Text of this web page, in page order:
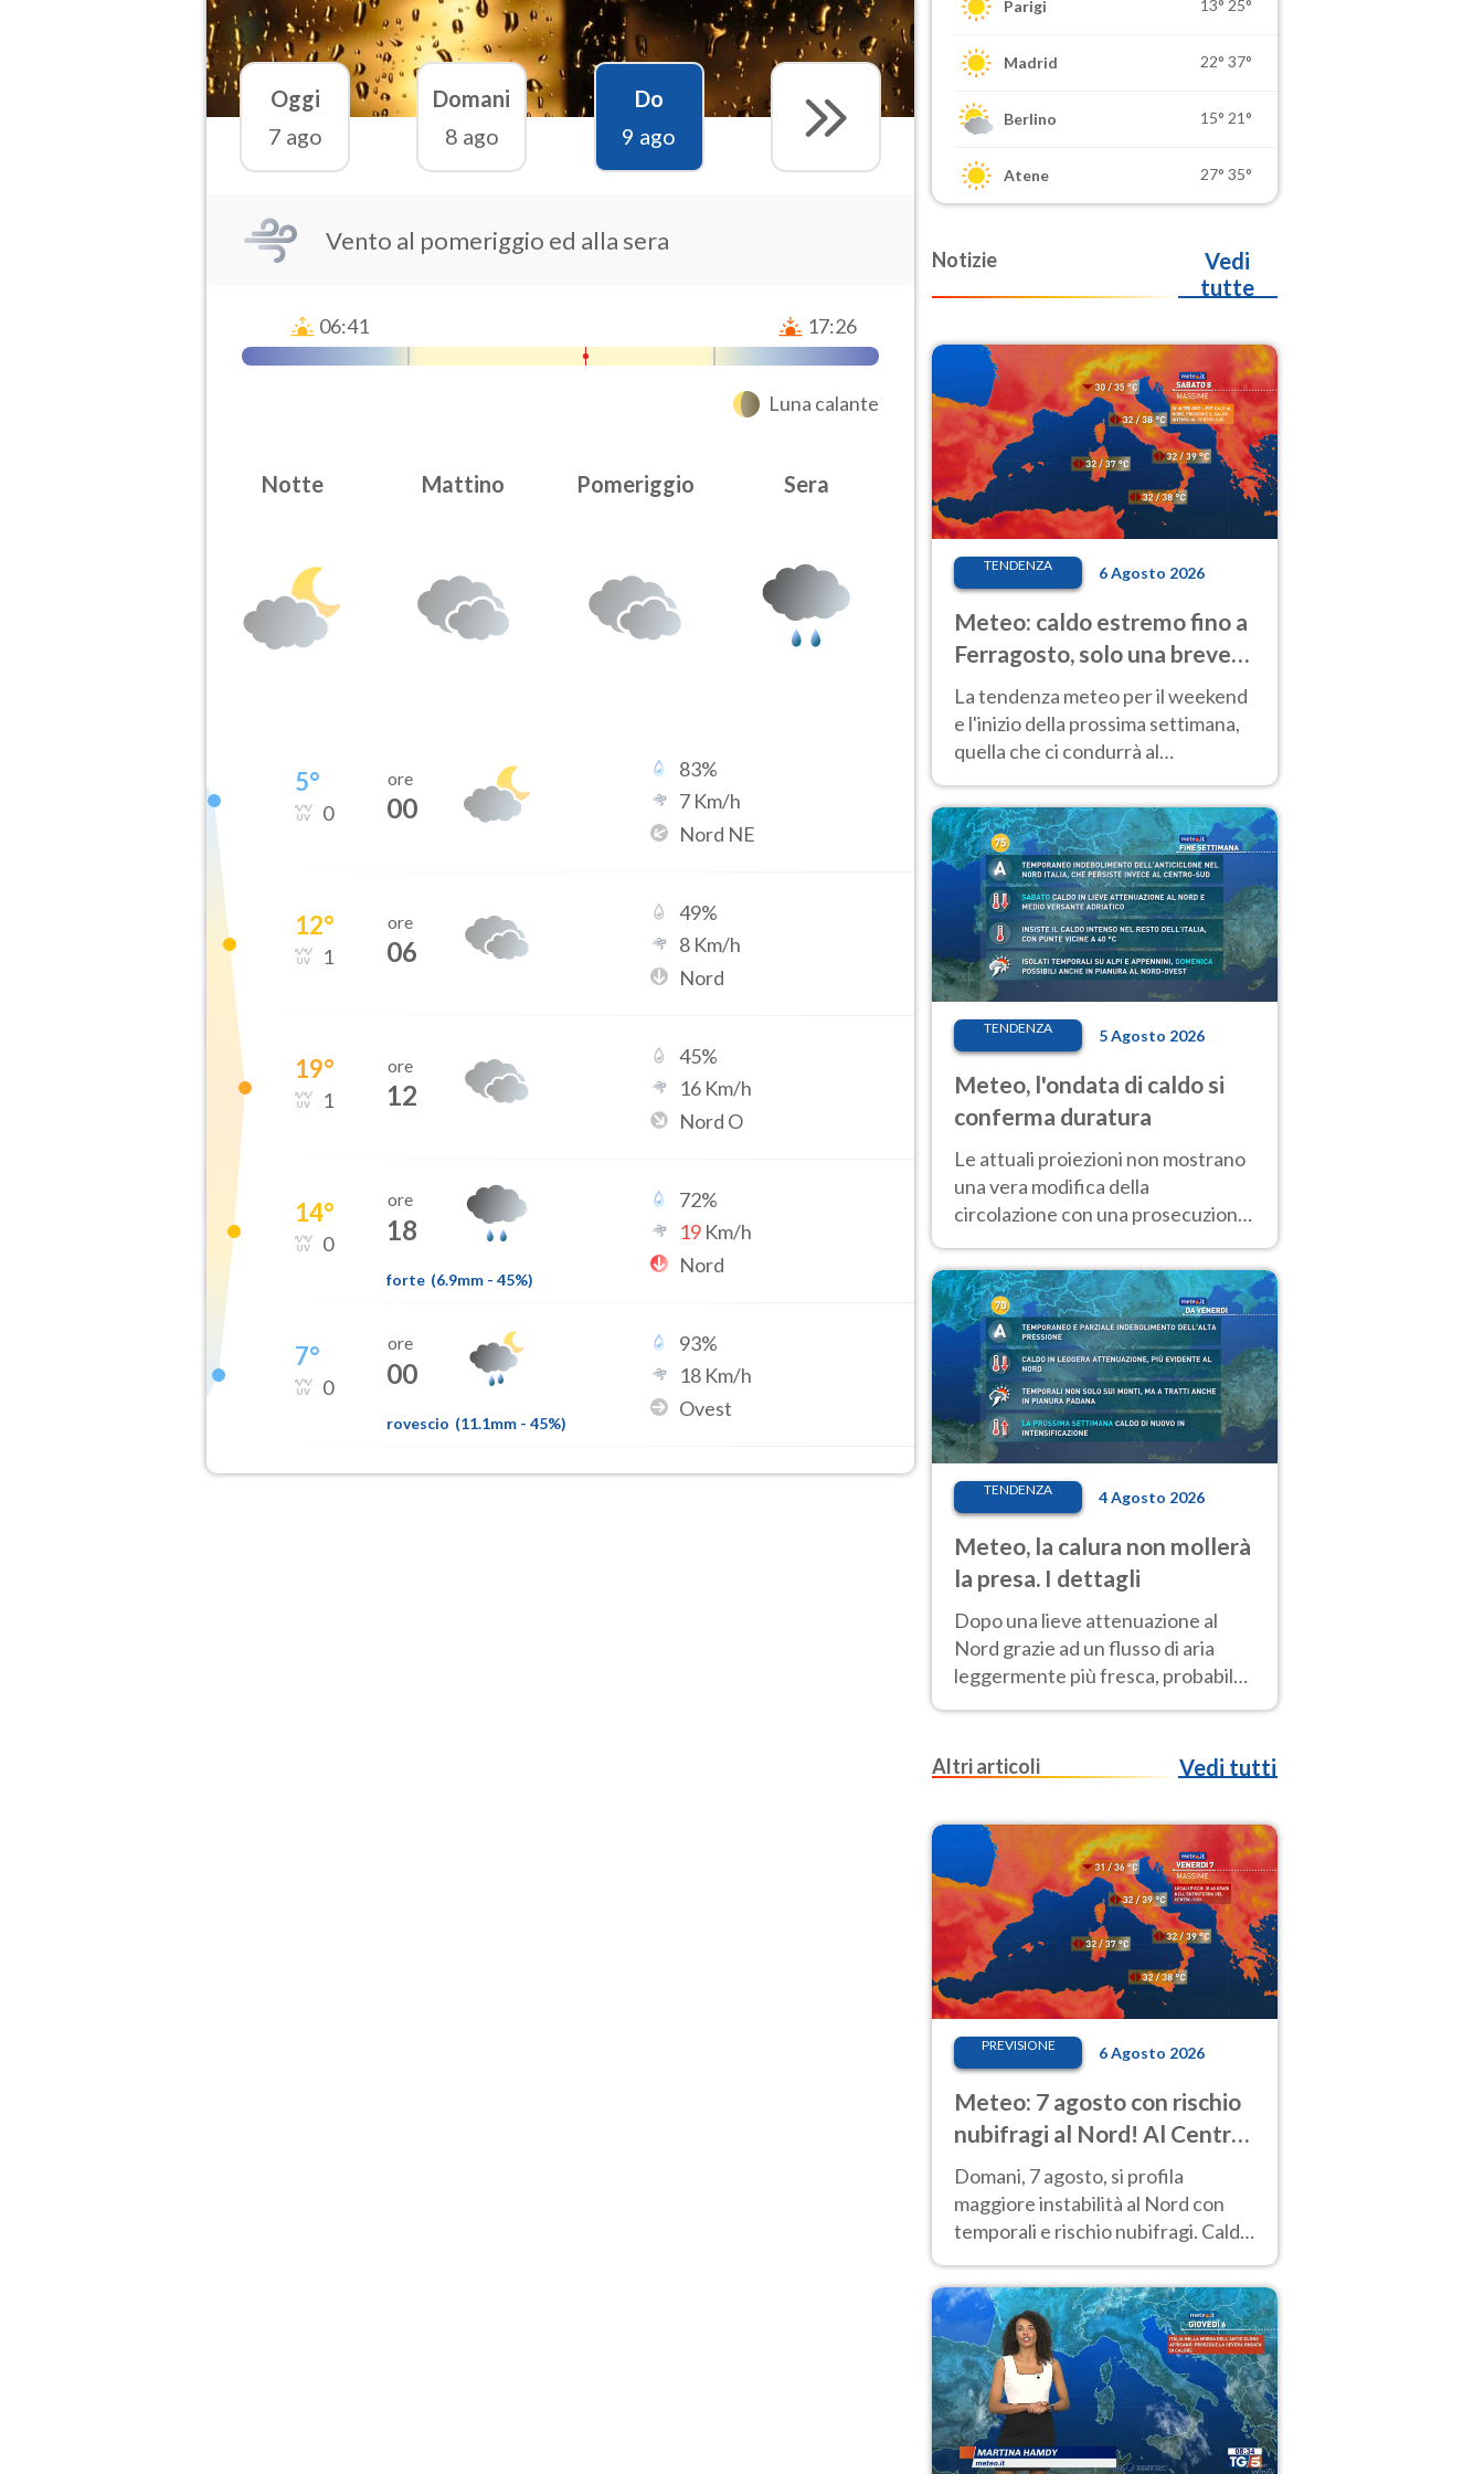
Oggi
7 ago
Domani
8 ago
Do
9 ago
Vento al pomeriggio ed alla sera
06:41 17:26
Luna calante
Notte Mattino Pomeriggio Sera
5°
0
ore
00
83%
7 Km/h
Nord NE
12°
1
ore
06
49%
8 Km/h
Nord
19°
1
ore
12
45%
16 Km/h
Nord O
14°
0
ore
18
forte (6.9mm - 45%)
72%
19 Km/h
Nord
7°
0
ore
00
rovescio (11.1mm - 45%)
93%
18 Km/h
Ovest
Parigi 13° 25°
Madrid 22° 37°
Berlino 15° 21°
Atene 27° 35°
Notizie
Vedi
tutte
TENDENZA 6 Agosto 2026
Meteo: caldo estremo fino a
Ferragosto, solo una breve
pausa. Ecco dove
La tendenza meteo per il weekend
e l'inizio della prossima settimana,
quella che ci condurrà al
temperature molto elevate
TENDENZA 5 Agosto 2026
Meteo, l'ondata di caldo si
conferma duratura
Le attuali proiezioni non mostrano
una vera modifica della
circolazione con una prosecuzione
giorni, compresa la settimana di
Ferragosto
TENDENZA 4 Agosto 2026
Meteo, la calura non mollerà
la presa. I dettagli
Dopo una lieve attenuazione al
Nord grazie ad un flusso di aria
leggermente più fresca, probabile
nuovo rinforzo dell’anticiclone
Altri articoli
Vedi tutti
PREVISIONE 6 Agosto 2026
Meteo: 7 agosto con rischio
nubifragi al Nord! Al Centro-
Sud caldo estremo
Domani, 7 agosto, si profila
maggiore instabilità al Nord con
temporali e rischio nubifragi. Caldo
previsioni.